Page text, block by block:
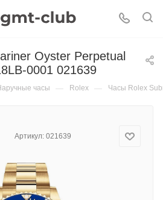
Oyster Perpetual
0001 021639
часы — Rolex — Часы Rolex
Артикул: 021639